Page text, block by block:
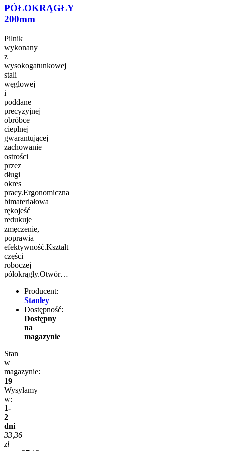
PÓŁOKRĄGŁY
200mm
Pilnik
wykonany
z
wysokogatunkowej
stali
węglowej
i
poddane
precyzyjnej
obróbce
cieplnej
gwarantującej
zachowanie
ostrości
przez
długi
okres
pracy.Ergonomiczna
bimateriałowa
rękojeść
redukuje
zmęczenie,
poprawia
efektywność.Kształt
części
roboczej
półokrągły.Otwór…
Producent:
Stanley
Dostępność:
Dostępny
na
magazynie
Stan
w
magazynie:
19
Wysyłamy
w:
1-
2
dni
33,36
zł